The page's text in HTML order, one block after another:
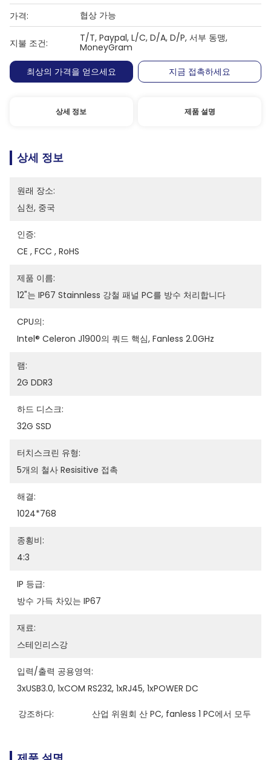
가격:
협상 가능
지불 조건:
T/T, Paypal, L/C, D/A, D/P, 서부 동맹,
MoneyGram
최상의 가격을 얻으세요
지금 접촉하세요
상세 정보 제품 설명
상세 정보
원래 장소:
심천, 중국
인증:
CE , FCC , RoHS
제품 이름:
12"는 IP67 Stainnless 강철 패널 PC를 방수 처리합니다
CPU의:
Intel® Celeron J1900의 쿼드 핵심, Fanless 2.0GHz
램:
2G DDR3
하드 디스크:
32G SSD
터치스크린 유형:
5개의 철사 Resisitive 접촉
해결:
1024*768
종횡비:
4:3
IP 등급:
방수 가득 차있는 IP67
재료:
스테인리스강
입력/출력 공용영역:
3xUSB3.0, 1xCOM RS232, 1xRJ45, 1xPOWER DC
강조하다: 산업 위원회 산 PC, fanless 1 PC에서 모두